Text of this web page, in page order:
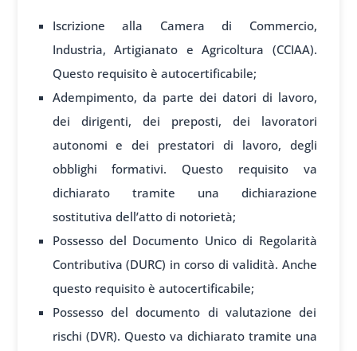
Iscrizione alla Camera di Commercio,
Industria, Artigianato e Agricoltura (CCIAA).
Questo requisito è autocertificabile;
Adempimento, da parte dei datori di lavoro,
dei dirigenti, dei preposti, dei lavoratori
autonomi e dei prestatori di lavoro, degli
obblighi formativi. Questo requisito va
dichiarato tramite una dichiarazione
sostitutiva dell’atto di notorietà;
Possesso del Documento Unico di Regolarità
Contributiva (DURC) in corso di validità. Anche
questo requisito è autocertificabile;
Possesso del documento di valutazione dei
rischi (DVR). Questo va dichiarato tramite una